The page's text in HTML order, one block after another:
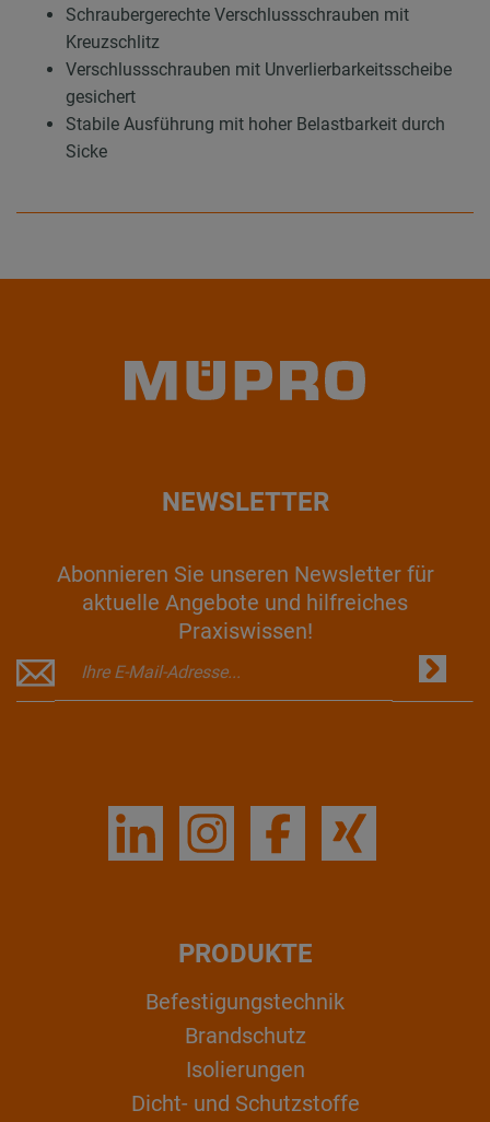
Schraubergerechte Verschlussschrauben mit
Kreuzschlitz
Verschlussschrauben mit Unverlierbarkeitsscheibe
gesichert
Stabile Ausführung mit hoher Belastbarkeit durch
Sicke
NEWSLETTER
Abonnieren Sie unseren Newsletter für
aktuelle Angebote und hilfreiches
Praxiswissen!
PRODUKTE
Befestigungstechnik
Brandschutz
Isolierungen
Dicht- und Schutzstoffe